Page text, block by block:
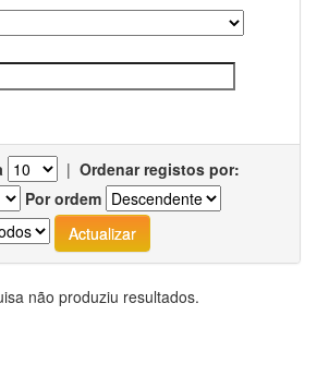
| Ordenar registos por:
Por ordem
não produziu resultados.